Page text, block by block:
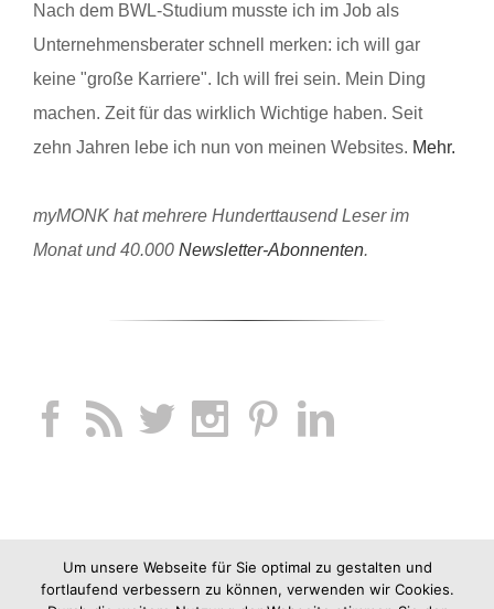
Nach dem BWL-Studium musste ich im Job als
Unternehmensberater schnell merken: ich will gar
keine "große Karriere". Ich will frei sein. Mein Ding
machen. Zeit für das wirklich Wichtige haben. Seit
zehn Jahren lebe ich nun von meinen Websites. Mehr.
myMONK hat mehrere Hunderttausend Leser im
Monat und 40.000 Newsletter-Abonnenten.
Um unsere Webseite für Sie optimal zu gestalten und
fortlaufend verbessern zu können, verwenden wir Cookies.